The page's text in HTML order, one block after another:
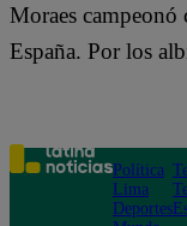
Moraes campeonó
España. Por los
Política
Lima
Deportes